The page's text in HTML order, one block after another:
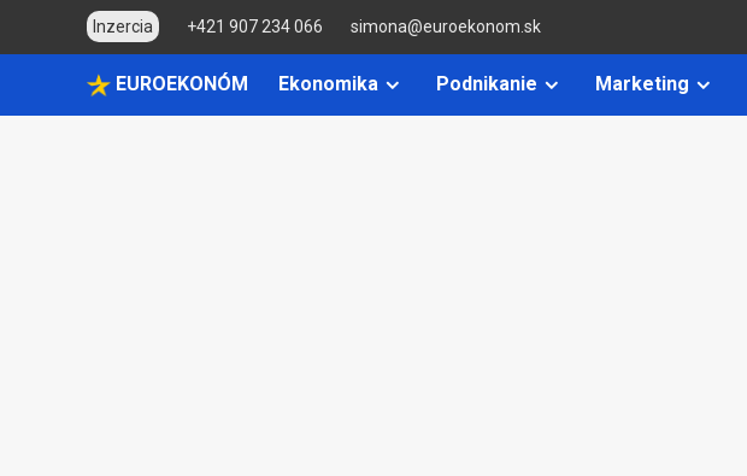
Inzercia +421 907 234 066 simona@euroekonom.sk
EUROEKONÓM Ekonomika Podnikanie Marketing